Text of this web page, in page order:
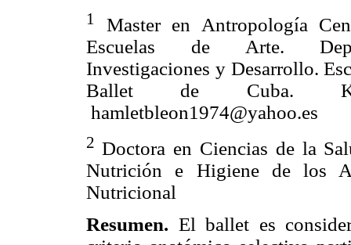
1
Master en Antropología
Escuelas de Arte.
Investigaciones y Desarrollo.
Ballet de Cuba.
hamletbleon1974@yahoo.es
2 Doctora en Ciencias de la
Nutrición e Higiene de los
Nutricional
Resumen. El ballet es